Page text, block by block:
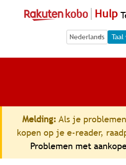
Hulp
Language
Language
Melding: Als je
kopen op je e-reader,
Problemen met